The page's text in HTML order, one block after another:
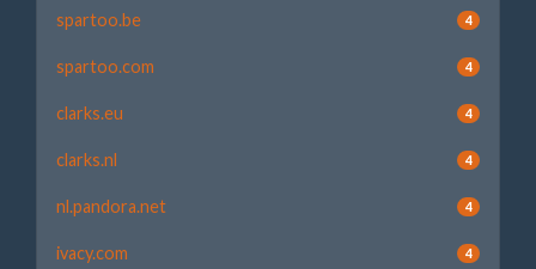
spartoo.be 4
spartoo.com 4
clarks.eu 4
clarks.nl 4
nl.pandora.net 4
ivacy.com 4